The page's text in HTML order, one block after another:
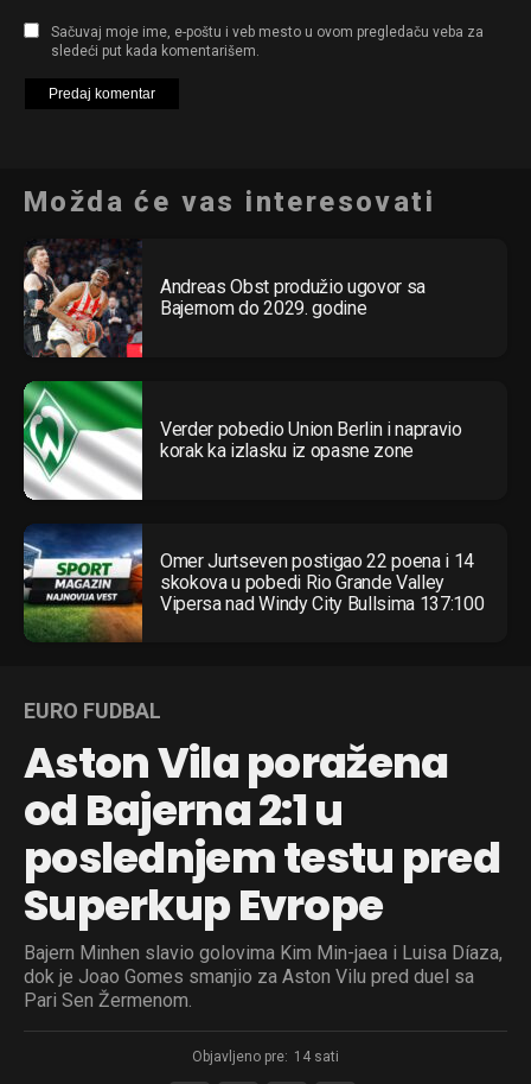
Sačuvaj moje ime, e-poštu i veb mesto u ovom pregledaču veba za
sledeći put kada komentarišem.
Možda će vas interesovati
Andreas Obst produžio ugovor sa
Bajernom do 2029. godine
Verder pobedio Union Berlin i napravio
korak ka izlasku iz opasne zone
Omer Jurtseven postigao 22 poena i 14
skokova u pobedi Rio Grande Valley
Vipersa nad Windy City Bullsima 137:100
EURO FUDBAL
Aston Vila poražena
od Bajerna 2:1 u
poslednjem testu pred
Superkup Evrope
Bajern Minhen slavio golovima Kim Min-jaea i Luisa Díaza,
dok je Joao Gomes smanjio za Aston Vilu pred duel sa
Pari Sen Žermenom.
Objavljeno pre: 14 sati